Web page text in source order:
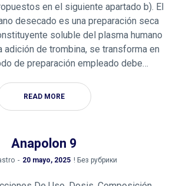
en el siguiente apartado b). El
desecado es una preparación seca
soluble del plasma humano
adición de trombina, se transforma en
de preparación empleado debe…
READ MORE
Anapolon 9
20 mayo, 2025 ! Без рубрики